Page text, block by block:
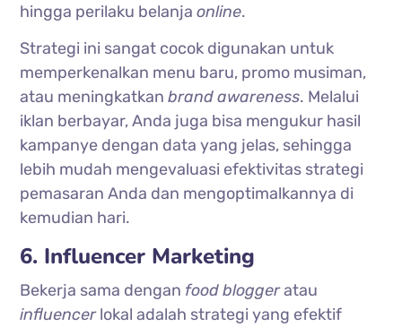
hingga perilaku belanjaonline.
Strategi ini sangat cocok digunakan untuk
memperkenalkan menu baru, promo musiman,
atau meningkatkanbrand awareness. Melalui
iklan berbayar, Anda juga bisa mengukur hasil
kampanye dengan data yang jelas, sehingga
lebih mudah mengevaluasi efektivitas strategi
pemasaran Anda dan mengoptimalkannya di
kemudian hari.
6. Influencer Marketing
Bekerja sama dengan food bloggeratau
influencerlokal adalah strategi yang efektif